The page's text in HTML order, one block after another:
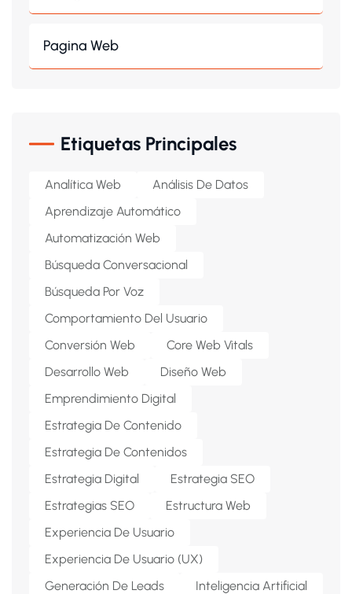
Pagina Web
Etiquetas Principales
Analítica Web
Análisis De Datos
Aprendizaje Automático
Automatización Web
Búsqueda Conversacional
Búsqueda Por Voz
Comportamiento Del Usuario
Conversión Web
Core Web Vitals
Desarrollo Web
Diseño Web
Emprendimiento Digital
Estrategia De Contenido
Estrategia De Contenidos
Estrategia Digital
Estrategia SEO
Estrategias SEO
Estructura Web
Experiencia De Usuario
Experiencia De Usuario (UX)
Generación De Leads
Inteligencia Artificial